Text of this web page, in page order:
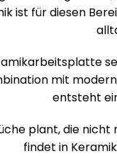
ist für diesen
mit
entsteht
plant, die
findet in